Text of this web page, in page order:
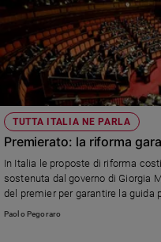
ed
educazione
Genitori
figli
Nonni
Coppia
Scuola
e
giovani
Adolescenza
Bioetica
TUTTA ITALIA NE PARLA
Premierato: la riforma
In Italia le proposte di riforma
sostenuta dal governo di Giorgia
del premier per garantire la guida
stabilità. Risponde Padre
Paolo Pegoraro